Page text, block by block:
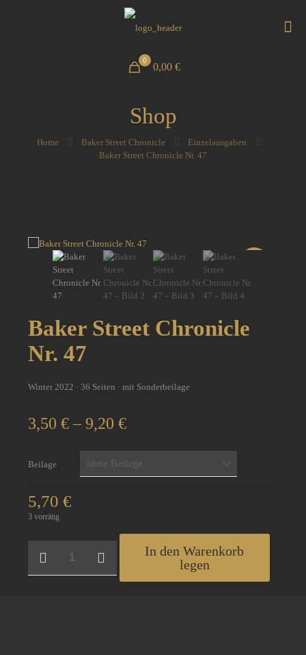
0
0,00 €
Shop
Home Baker Street Chronicle
Einzelausgaben
Baker Street Chronicle Nr. 47
Baker Street Chronicle
Nr. 47
Winter 2022 · 36 Seiten · mit Sonderbeilage
3,50 € –9,20 €Preisspanne:
bis
9,20 €
Beilage
5,70 €
3 vorrätig
In den Warenkorb
legen